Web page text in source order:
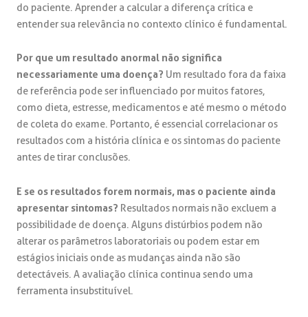
do paciente. Aprender a calcular a diferença crítica e
entender sua relevância no contexto clínico é fundamental.
Por que um resultado anormal não significa
necessariamente uma doença? Um resultado fora da faixa
de referência pode ser influenciado por muitos fatores,
como dieta, estresse, medicamentos e até mesmo o método
de coleta do exame. Portanto, é essencial correlacionar os
resultados com a história clínica e os sintomas do paciente
antes de tirar conclusões.
E se os resultados forem normais, mas o paciente ainda
apresentar sintomas? Resultados normais não excluem a
possibilidade de doença. Alguns distúrbios podem não
alterar os parâmetros laboratoriais ou podem estar em
estágios iniciais onde as mudanças ainda não são
detectáveis. A avaliação clínica continua sendo uma
ferramenta insubstituível.